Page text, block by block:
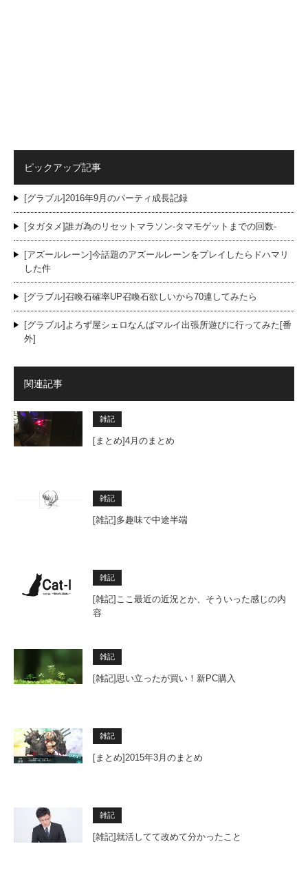
ピックアップ記事
[グラブル]2016年9月のパーティ成長記録
[タガタメ]誰ガ為のリセットマラソン-タマモゲットまでの回数-
[アズールレーン]今話題のアズールレーンをプレイしたらドハマリ
した件
[グラブル]召喚石確率UP召喚石欲しいから70連してみたら
[グラブル]よろず屋シェロなんばマルイ出張所遊びに行ってみた[番
外]
関連記事
雑記
[まとめ]4月のまとめ
雑記
[雑記]多趣味で中途半端
雑記
[雑記]ここ最近の近況とか、そういった感じの内
容
雑記
[雑記]思い立ったが買い！新PC購入
雑記
[まとめ]2015年3月のまとめ
雑記
[雑記]就活してて改めて分かったこと